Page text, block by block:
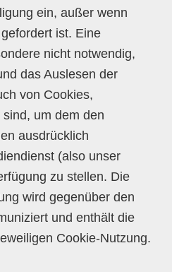
ein, außer wenn
ist. Eine
nicht notwendig,
das Auslesen der
von Cookies,
um dem den
ausdrücklich
(also unser
zu stellen. Die
wird gegenüber den
und enthält die
Cookie-Nutzung.